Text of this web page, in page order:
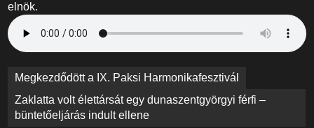
elnök.
Bejegyzés
navigáció
Megkezdődött a IX. Paksi Harmonikafesztivál
Zaklatta volt élettársát egy dunaszentgyörgyi férfi –
büntetőeljárás indult ellene